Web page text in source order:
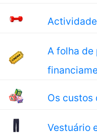
A folha de
Os custos
Vestuário